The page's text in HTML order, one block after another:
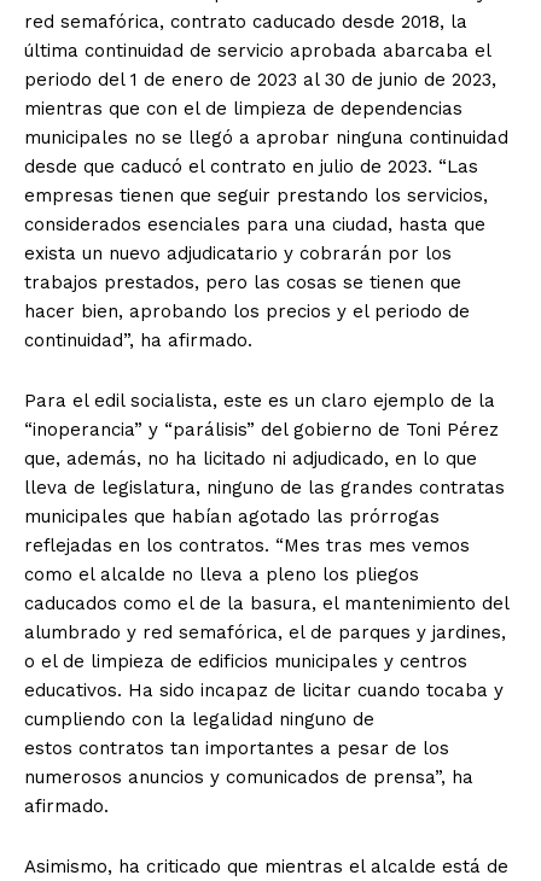
red semafórica, contrato caducado desde 2018, la
última continuidad de servicio aprobada abarcaba el
periodo del 1 de enero de 2023 al 30 de junio de 2023,
mientras que con el de limpieza de dependencias
municipales no se llegó a aprobar ninguna continuidad
desde que caducó el contrato en julio de 2023. “Las
empresas tienen que seguir prestando los servicios,
considerados esenciales para una ciudad, hasta que
exista un nuevo adjudicatario y cobrarán por los
trabajos prestados, pero las cosas se tienen que
hacer bien, aprobando los precios y el periodo de
continuidad”, ha afirmado.
Para el edil socialista, este es un claro ejemplo de la
“inoperancia” y “parálisis” del gobierno de Toni Pérez
que, además, no ha licitado ni adjudicado, en lo que
lleva de legislatura, ninguno de las grandes contratas
municipales que habían agotado las prórrogas
reflejadas en los contratos. “Mes tras mes vemos
como el alcalde no lleva a pleno los pliegos
caducados como el de la basura, el mantenimiento del
alumbrado y red semafórica, el de parques y jardines,
o el de limpieza de edificios municipales y centros
educativos. Ha sido incapaz de licitar cuando tocaba y
cumpliendo con la legalidad ninguno de
estos contratos tan importantes a pesar de los
numerosos anuncios y comunicados de prensa”, ha
afirmado.
Asimismo, ha criticado que mientras el alcalde está de